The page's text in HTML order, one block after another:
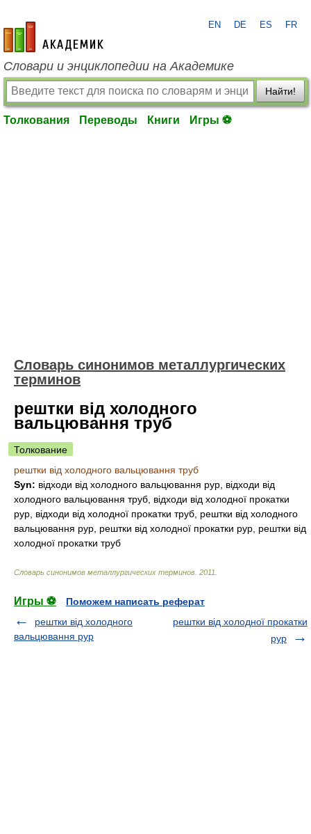
academic.ru
EN DE ES FR
Словари и энциклопедии на Академике
Найти!
Толкования Переводы Книги Игры ⚽
Словарь синонимов металлургических
терминов
рештки від холодного
вальцювання труб
Толкование
рештки від холодного вальцювання труб
Syn: відходи від холодного вальцювання рур, відходи від
холодного вальцювання труб, відходи від холодної прокатки
рур, відходи від холодної прокатки труб, рештки від холодного
вальцювання рур, рештки від холодної прокатки рур, рештки від
холодної прокатки труб
Словарь синонимов металлургических терминов 2011
Игры ⚽
Поможем написать реферат
рештки від холодного
вальцювання рур
рештки від холодної прокатки
рур